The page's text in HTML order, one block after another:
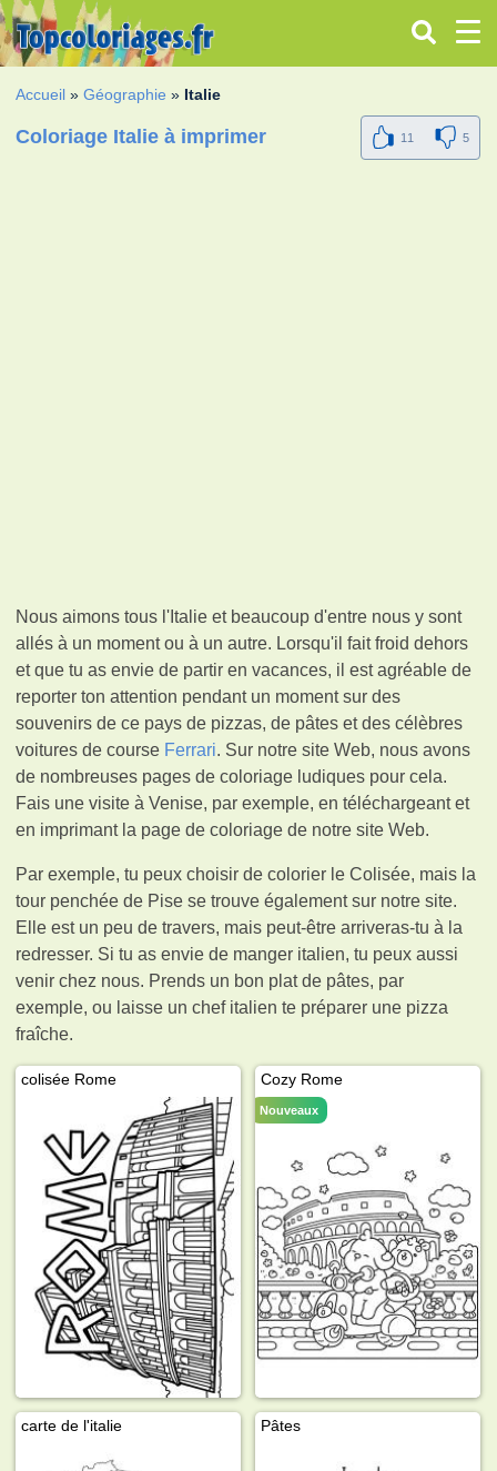
Accueil »Géographie » Italie
Coloriage Italie à imprimer 11 5
Nous aimons tous l'Italie et beaucoup d'entre nous y sont
allés à un moment ou à un autre. Lorsqu'il fait froid dehors
et que tu as envie de partir en vacances, il est agréable de
reporter ton attention pendant un moment sur des
souvenirs de ce pays de pizzas, de pâtes et des célèbres
voitures de course Ferrari. Sur notre site Web, nous avons
de nombreuses pages de coloriage ludiques pour cela.
Fais une visite à Venise, par exemple, en téléchargeant et
en imprimant la page de coloriage de notre site Web.
Par exemple, tu peux choisir de colorier le Colisée, mais la
tour penchée de Pise se trouve également sur notre site.
Elle est un peu de travers, mais peut-être arriveras-tu à la
redresser. Si tu as envie de manger italien, tu peux aussi
venir chez nous. Prends un bon plat de pâtes, par
exemple, ou laisse un chef italien te préparer une pizza
fraîche.
colisée Rome Cozy Rome
Nouveaux
carte de l'italie Pâtes